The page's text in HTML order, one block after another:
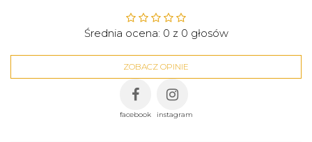
Średnia ocena: 0 z 0 głosów
ZOBACZ OPINIE
facebook instagram